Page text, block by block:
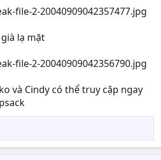
lạ mặt
và Cindy có thể truy cập ngay